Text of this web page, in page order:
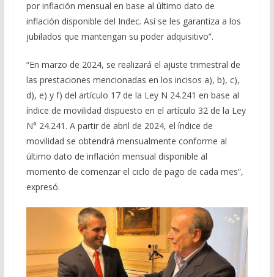
por inflación mensual en base al último dato de
inflación disponible del Indec. Así se les garantiza a los
jubilados que mantengan su poder adquisitivo”.
“En marzo de 2024, se realizará el ajuste trimestral de
las prestaciones mencionadas en los incisos a), b), c),
d), e) y f) del artículo 17 de la Ley N 24.241 en base al
índice de movilidad dispuesto en el artículo 32 de la Ley
N° 24.241. A partir de abril de 2024, el índice de
movilidad se obtendrá mensualmente conforme al
último dato de inflación mensual disponible al
momento de comenzar el ciclo de pago de cada mes”,
expresó.